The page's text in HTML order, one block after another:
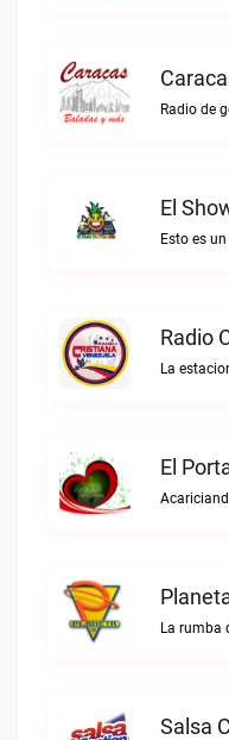
El
Esto es
Radio
El
La rumba
Salsa